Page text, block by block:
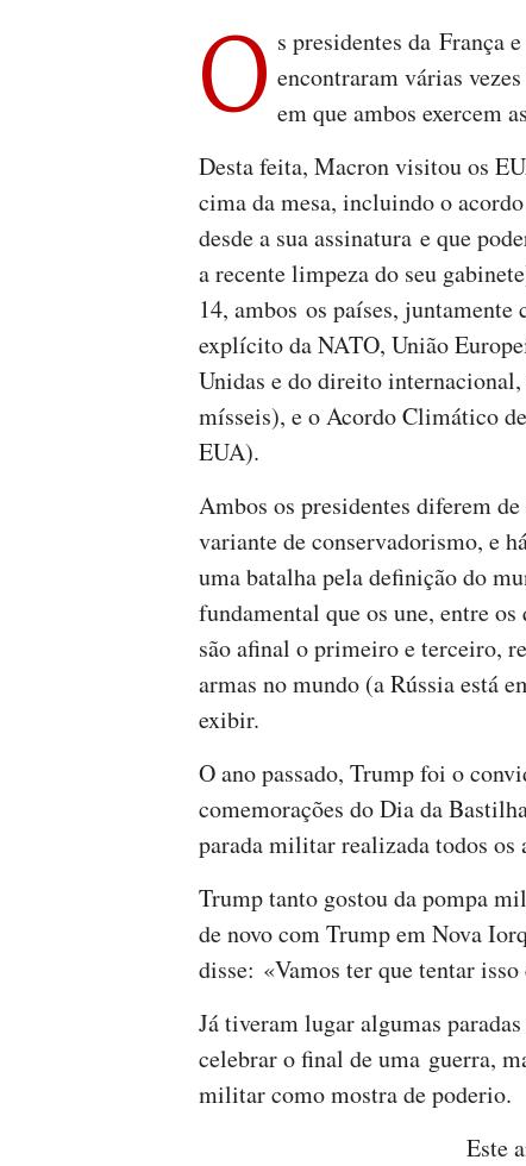
O s presidentes da França
encontraram várias
em que ambos exercem
Desta feita, Macron visitou os
cima da mesa, incluindo o
desde a sua assinatura e que
a recente limpeza do seu
14, ambos os países,
explícito da NATO, União
Unidas e do direito
mísseis), e o Acordo Climático
EUA).
Ambos os presidentes diferem
variante de conservadorismo, e
uma batalha pela definição do
fundamental que os une, entre
são afinal o primeiro e terceiro,
armas no mundo (a Rússia está
exibir.
O ano passado, Trump foi o
comemorações do Dia da
parada militar realizada todos os
Trump tanto gostou da pompa
de novo com Trump em Nova
disse: «Vamos ter que tentar
Já tiveram lugar algumas
celebrar o final de uma guerra,
militar como mostra de poderio.
Este